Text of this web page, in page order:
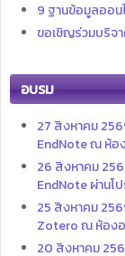
9 ฐานข้อมูลออน
ขอเชิญร่วมบริจ
อบรม
27 สิงหาคม
EndNote ณ ห้อ
26 สิงหาคม
EndNote ผ่านโ
25 สิงหาคม
Zotero ณ ห้อง
20 สิงหาคม